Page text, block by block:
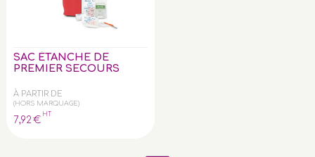
SAC ÉTANCHE DE
PREMIER SECOURS
À PARTIR DE
(HORS MARQUAGE)
7,92 €
HT